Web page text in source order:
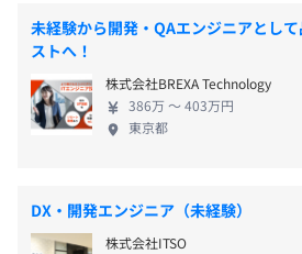
なし
「スペシャリストコース」。自ら
ベーション高く歩んでいただけ
ャーには役職手当、スペシャリス
定によって資格手当を支給しています。 さ
員一人ひとりの配属先を決定する
と将来の希望などを伺いながら
を実現しています。
未経験から開発・QAエンジニアとし
ストへ！
株式会社BREXA Technology
386万 〜 403万円
東京都
DX・開発エンジニア（未経験）
株式会社ITSO